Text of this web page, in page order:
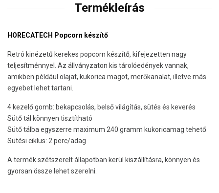
Termékleírás
HORECATECH Popcorn készítő
Retró kinézetű kerekes popcorn készítő, kifejezetten nagy
teljesítménnyel. Az állványzaton kis tárolóedények vannak,
amikben például olajat, kukorica magot, merőkanalat, illetve más
egyebet lehet tartani.
4 kezelő gomb: bekapcsolás, belső világítás, sütés és keverés
Sütő tál könnyen tisztítható
Sütő tálba egyszerre maximum 240 gramm kukoricamag tehető
Sütési ciklus: 2 perc/adag
A termék szétszerelt állapotban kerül kiszállításra, könnyen és
gyorsan össze lehet szerelni.